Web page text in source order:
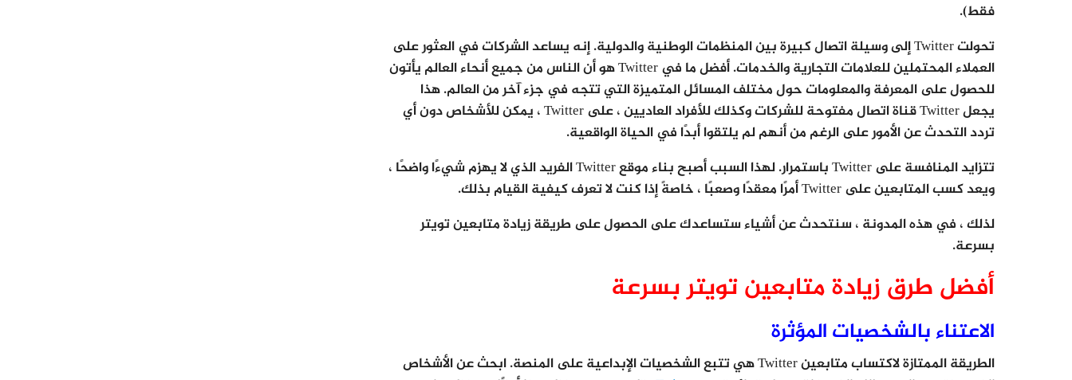
فقط).
تحولت Twitter إلى وسيلة اتصال كبيرة بين المنظمات الوطنية والدولية. إنه يساعد الشركات في العثور على
العملاء المحتملين للعلامات التجارية والخدمات. أفضل ما في Twitter هو أن الناس من جميع أنحاء العالم يأتون
للحصول على المعرفة والمعلومات حول مختلف المسائل المتميزة التي تتجه في جزء آخر من العالم. هذا
يجعل Twitter قناة اتصال مفتوحة للشركات وكذلك للأفراد العاديين ، على Twitter ، يمكن للأشخاص دون أي
تردد التحدث عن الأمور على الرغم من أنهم لم يلتقوا أبدًا في الحياة الواقعية.
تتزايد المنافسة على Twitter باستمرار. لهذا السبب أصبح بناء موقع Twitter الفريد الذي لا يهزم شيءًا واضحًا ،
ويعد كسب المتابعين على Twitter أمرًا معقدًا وصعبًا ، خاصةً إذا كنت لا تعرف كيفية القيام بذلك.
لذلك ، في هذه المدونة ، سنتحدث عن أشياء ستساعدك على الحصول على طريقة زيادة متابعين تويتر
بسرعة.
أفضل طرق زيادة متابعين تويتر بسرعة
الاعتناء بالشخصيات المؤثرة
الطريقة الممتازة لاكتساب متابعين Twitter هي تتبع الشخصيات الإبداعية على المنصة. ابحث عن الأشخاص